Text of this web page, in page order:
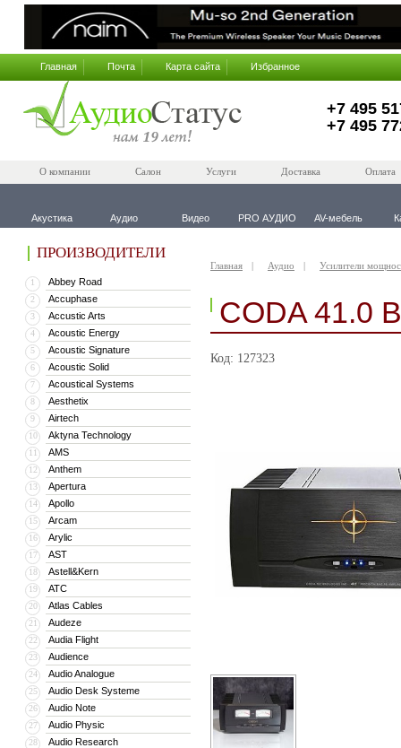
Главная Почта Карта сайта Избранное
+7 495
+7 495
О компании Салон Услуги Доставка Оплата
Акустика Аудио Видео PRO АУДИО AV-мебель
ПРОИЗВОДИТЕЛИ
1 Abbey Road
2 Accuphase
3 Accustic Arts
4 Acoustic Energy
5 Acoustic Signature
6 Acoustic Solid
7 Acoustical Systems
8 Aesthetix
9 Airtech
10 Aktyna Technology
11 AMS
12 Anthem
13 Apertura
14 Apollo
15 Arcam
16 Arylic
17 AST
18 Astell&Kern
19 ATC
20 Atlas Cables
21 Audeze
22 Audia Flight
23 Audience
24 Audio Analogue
25 Audio Desk Systeme
26 Audio Note
27 Audio Physic
28 Audio Research
Главная Аудио Усилители
CODA 41.0
Код: 127323